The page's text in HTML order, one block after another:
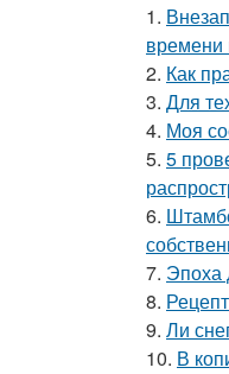
1.
времени
2. Как
3. Для
4. Моя
5. 5
6.
7. Эпоха
8.
9. Ли
10. В